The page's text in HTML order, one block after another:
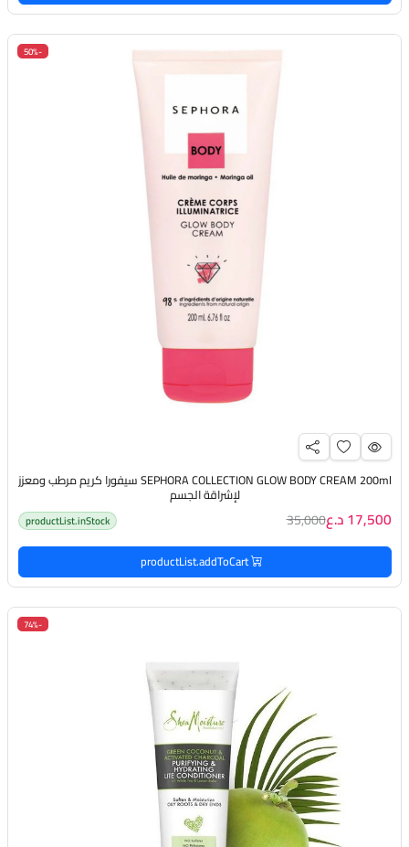
-50%
SEPHORA COLLECTION GLOW BODY CREAM 200ml سيفورا كريم مرطب ومعزز
لإشراقة الجسم
17,500 د.ع 35,000
productList.inStock
productList.addToCart
-74%